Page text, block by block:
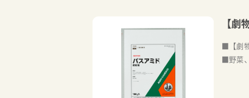
【
■【劇
■野菜
カートへ進む